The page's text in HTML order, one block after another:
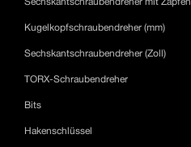
Kugelkopfschraubendreher (mm)
Sechskantschraubendreher (Zoll)
TORX-Schraubendreher
Bits
Hakenschlüssel